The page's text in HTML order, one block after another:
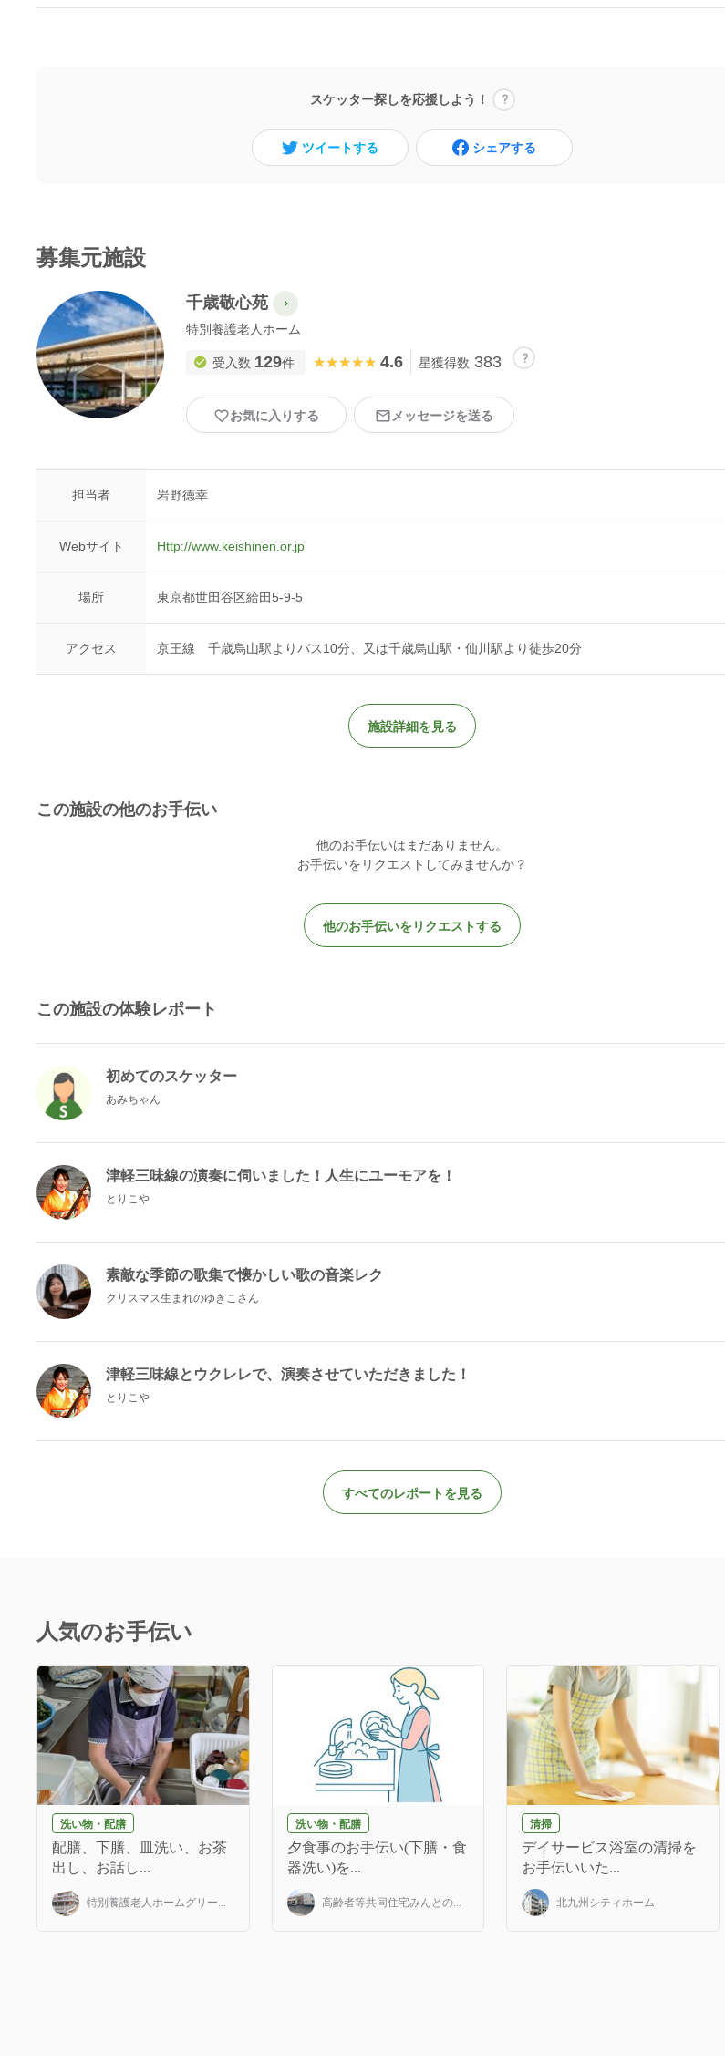
スケッター探しを応援しよう！
ツイートする シェアする
募集元施設
千歳敬心苑
特別養護老人ホーム
受入数 129件 ★★★★★
★★★★★ 4.6 星獲得数 383
お気に入りする メッセージを送る
担当者 岩野徳幸
Webサイト Http://www.keishinen.or.jp
場所 東京都世田谷区給田5-9-5
アクセス 京王線 千歳烏山駅よりバス10分、又は千歳烏山駅・仙川駅より徒歩20分
施設詳細を見る
この施設の他のお手伝い
他のお手伝いはまだありません。
お手伝いをリクエストしてみませんか？
他のお手伝いをリクエストする
この施設の体験レポート
初めてのスケッター
あみちゃん
津軽三味線の演奏に伺いました！人生にユーモアを！
とりこや
素敵な季節の歌集で懐かしい歌の音楽レク
クリスマス生まれのゆきこさん
津軽三味線とウクレレで、演奏させていただきました！
とりこや
すべてのレポートを見る
人気のお手伝い
洗い物・配膳
配膳、下膳、皿洗い、お茶
出し、お話し...
特別養護老人ホームグリー...
洗い物・配膳
夕食事のお手伝い(下膳・食
器洗い)を...
高齢者等共同住宅みんとの...
清掃
デイサービス浴室の清掃を
お手伝いいた...
北九州シティホーム